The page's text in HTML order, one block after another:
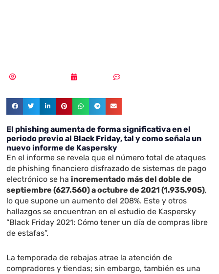
El phishing aumenta de forma significativa en el
periodo previo al Black Friday, tal y como señala un
nuevo informe de Kaspersky
En el informe se revela que el número total de ataques
de phishing financiero disfrazado de sistemas de pago
electrónico se ha incrementado más del doble de
septiembre (627.560) a octubre de 2021 (1.935.905),
lo que supone un aumento del 208%. Este y otros
hallazgos se encuentran en el estudio de Kaspersky
“Black Friday 2021: Cómo tener un día de compras libre
de estafas”.
La temporada de rebajas atrae la atención de
compradores y tiendas; sin embargo, también es una